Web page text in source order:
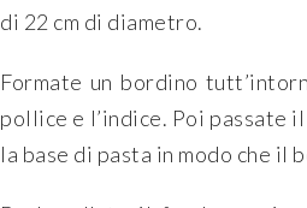
di 22 cm di diametro.
Formate un bordino
pollice e l’indice. Poi passate
la base di pasta in modo che il